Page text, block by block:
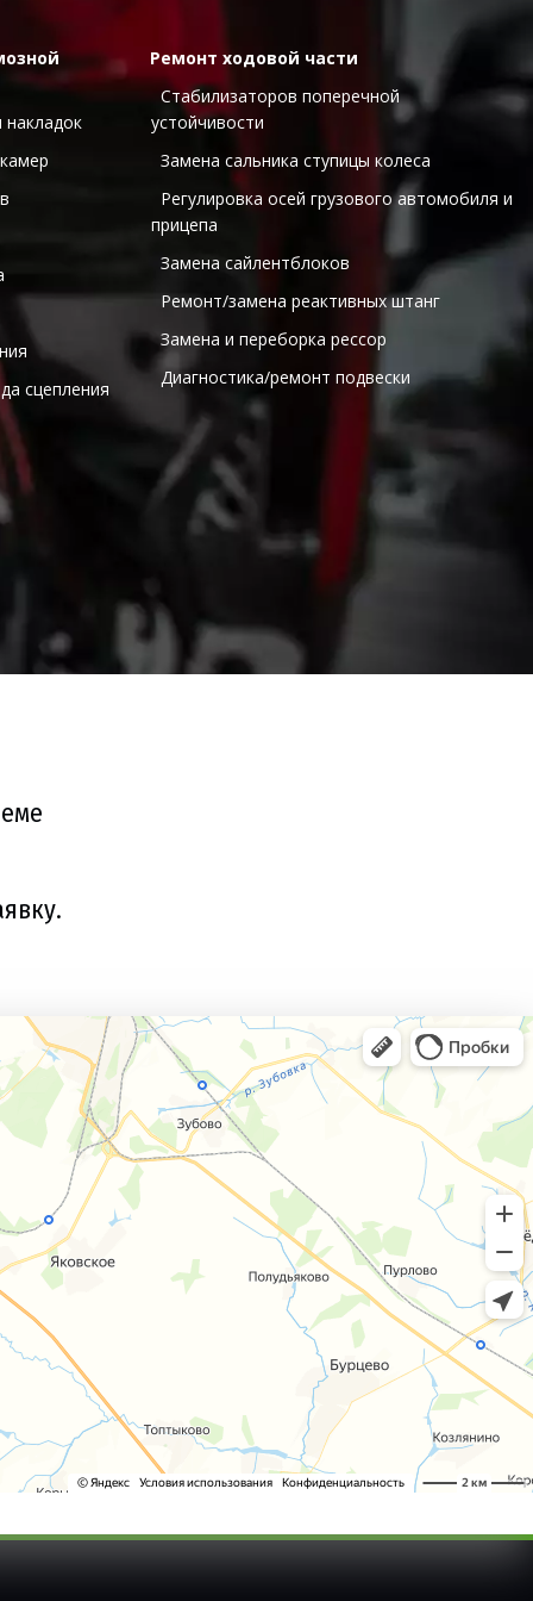
накладок
сцепления
Ремонт ходовой части
устойчивости
  Замена сальника ступицы колеса
прицепа
  Замена сайлентблоков
  Ремонт/замена реактивных штанг
  Замена и переборка рессор
  Диагностика/ремонт подвески